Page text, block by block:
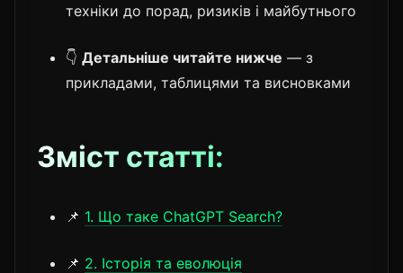
техніки до порад, ризиків і майбутнього
👇 Детальніше читайте нижче — з
прикладами, таблицями та висновками
Зміст статті:
📌 1. Що таке ChatGPT Search?
📌 2. Історія та еволюція